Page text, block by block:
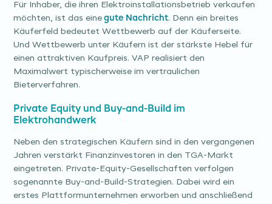
Für Inhaber, die ihren Elektroinstallationsbetrieb verkaufen
möchten, ist das eine gute Nachricht. Denn ein breites
Käuferfeld bedeutet Wettbewerb auf der Käuferseite.
Und Wettbewerb unter Käufern ist der stärkste Hebel für
einen attraktiven Kaufpreis. VAP realisiert den
Maximalwert typischerweise im vertraulichen
Bieterverfahren.
Private Equity und Buy-and-Build im
Elektrohandwerk
Neben den strategischen Käufern sind in den vergangenen
Jahren verstärkt Finanzinvestoren in den TGA-Markt
eingetreten. Private-Equity-Gesellschaften verfolgen
sogenannte Buy-and-Build-Strategien. Dabei wird ein
erstes Plattformunternehmen erworben und anschließend